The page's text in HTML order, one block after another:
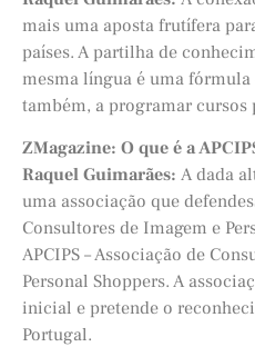
mais uma aposta frutífera
países. A partilha de
mesma língua é uma fórmula
também, a programar cursos
ZMagazine: O que é a
Raquel Guimarães: A dada
uma associação que
Consultores de Imagem e
APCIPS – Associação de
Personal Shoppers. A
inicial e pretende o
Portugal.